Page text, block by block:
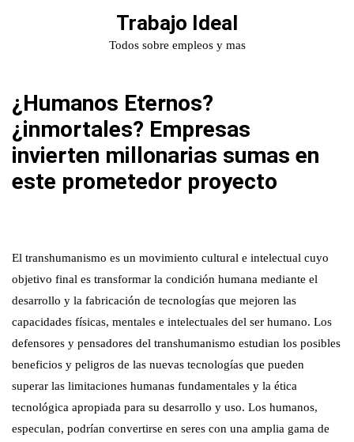
Trabajo Ideal
Todos sobre empleos y mas
¿Humanos Eternos?
¿inmortales? Empresas
invierten millonarias sumas en
este prometedor proyecto
El transhumanismo es un movimiento cultural e intelectual cuyo
objetivo final es transformar la condición humana mediante el
desarrollo y la fabricación de tecnologías que mejoren las
capacidades físicas, mentales e intelectuales del ser humano. Los
defensores y pensadores del transhumanismo estudian los posibles
beneficios y peligros de las nuevas tecnologías que pueden
superar las limitaciones humanas fundamentales y la ética
tecnológica apropiada para su desarrollo y uso. Los humanos,
especulan, podrían convertirse en seres con una amplia gama de